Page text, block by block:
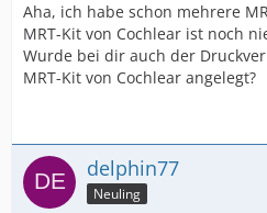
Aha, ich habe schon mehrere
MRT-Kit von Cochlear ist noch
Wurde bei dir auch der
MRT-Kit von Cochlear angelegt?
delphin77
Neuling